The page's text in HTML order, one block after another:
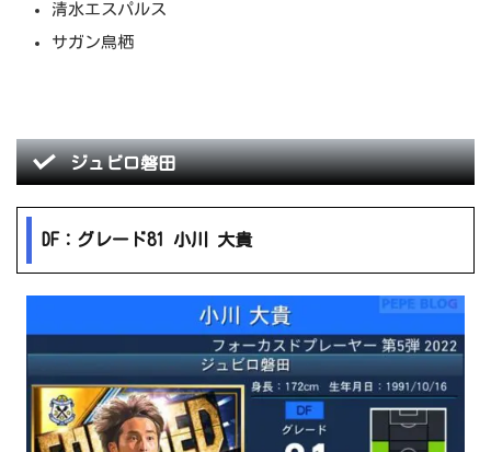
清水エスパルス
サガン鳥栖
ジュビロ磐田
DF：グレード81 小川 大貴